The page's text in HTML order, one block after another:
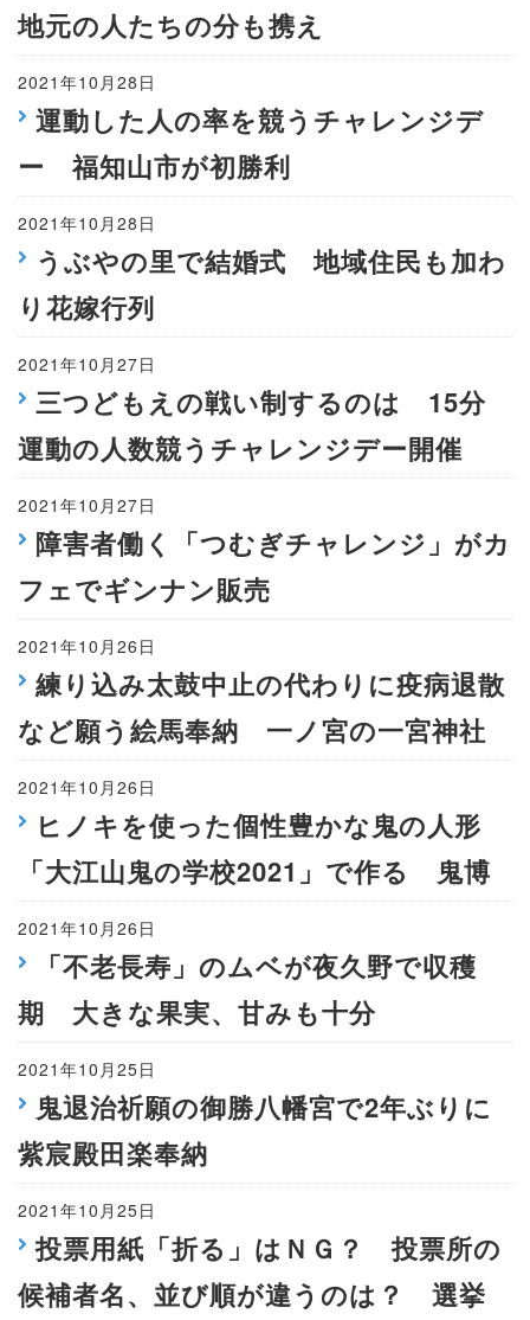
地元の人たちの分も携え
2021年10月28日
運動した人の率を競うチャレンジデ
ー 福知山市が初勝利
2021年10月28日
うぶやの里で結婚式 地域住民も加わ
り花嫁行列
2021年10月27日
三つどもえの戦い制するのは 15分
運動の人数競うチャレンジデー開催
2021年10月27日
障害者働く「つむぎチャレンジ」がカ
フェでギンナン販売
2021年10月26日
練り込み太鼓中止の代わりに疫病退散
など願う絵馬奉納 一ノ宮の一宮神社
2021年10月26日
ヒノキを使った個性豊かな鬼の人形
「大江山鬼の学校2021」で作る 鬼博
2021年10月26日
「不老長寿」のムベが夜久野で収穫
期 大きな果実、甘みも十分
2021年10月25日
鬼退治祈願の御勝八幡宮で2年ぶりに
紫宸殿田楽奉納
2021年10月25日
投票用紙「折る」はＮＧ？ 投票所の
候補者名、並び順が違うのは？ 選挙